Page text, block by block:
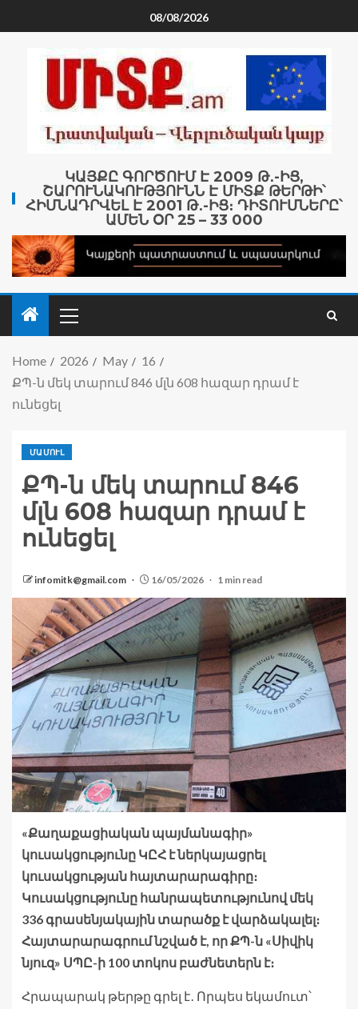
08/08/2026
ԿԱՅՔԸ ԳՈՐԾՈՒՄ Է 2009 Թ․-ԻՑ,
ՇԱՐՈՒՆԱԿՈՒԹՅՈՒՆՆ Է ՄԻՏՔ ԹԵՐԹԻ՝
ՀԻՄՆԱԴՐՎԵԼ Է 2001 Թ․-ԻՑ։ ԴԻՏՈՒՄՆԵՐԸ՝
ԱՄԵՆ ՕՐ 25 – 33 000
Home 2026 May
16
ՔՊ-ն մեկ տարում 846 մլն 608 հազար դրամ է
ունեցել
ՄԱՄՈՒԼ
ՔՊ-ն մեկ տարում 846
մլն 608 հազար դրամ է
ունեցել
infomitk@gmail.com 16/05/2026 1 min read
«Քաղաքացիական պայմանագիր»
կուսակցությունը ԿԸՀ է ներկայացրել
կուսակցության հայտարարագիրը։
Կուսակցությունը հանրապետությունով մեկ
336 գրասենյակային տարածք է վարձակալել։
Հայտարարագրում նշված է, որ ՔՊ-ն «Սիվիկ
նյուզ» ՍՊԸ-ի 100 տոկոս բաժնետերն է։
Հրապարակ թերթը գրել է․ Որպես եկամուտ՝